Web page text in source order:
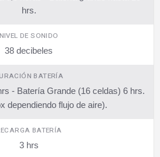
hrs.
NIVEL DE SONIDO
38 decibeles
BATERÍA
- Batería Grande (16 celdas) 6 hrs.
dependiendo flujo de aire).
BATERÍA
3 hrs